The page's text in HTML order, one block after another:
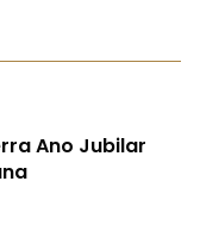
Ano Jubilar